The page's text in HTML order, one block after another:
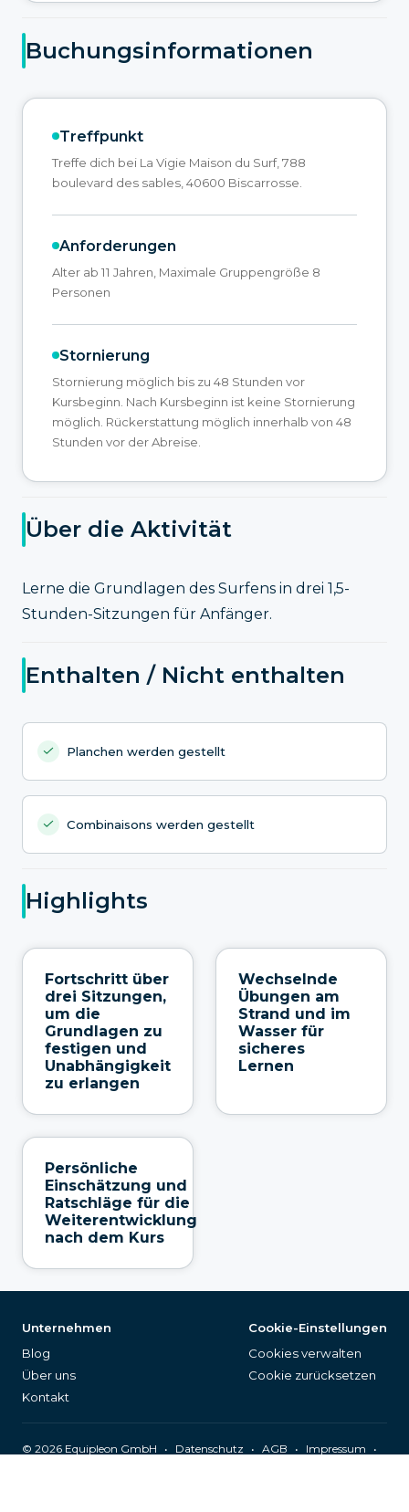
Buchungsinformationen
Treffpunkt
Treffe dich bei La Vigie Maison du Surf, 788
boulevard des sables, 40600 Biscarrosse.
Anforderungen
Alter ab 11 Jahren, Maximale Gruppengröße 8
Personen
Stornierung
Stornierung möglich bis zu 48 Stunden vor
Kursbeginn. Nach Kursbeginn ist keine Stornierung
möglich. Rückerstattung möglich innerhalb von 48
Stunden vor der Abreise.
Über die Aktivität
Lerne die Grundlagen des Surfens in drei 1,5-
Stunden-Sitzungen für Anfänger.
Enthalten / Nicht enthalten
Planchen werden gestellt
Combinaisons werden gestellt
Highlights
Fortschritt über
drei Sitzungen,
um die
Grundlagen zu
festigen und
Unabhängigkeit
zu erlangen
Wechselnde
Übungen am
Strand und im
Wasser für
sicheres
Lernen
Persönliche
Einschätzung und
Ratschläge für die
Weiterentwicklung
nach dem Kurs
Unternehmen
Blog
Über uns
Kontakt
Cookie-Einstellungen
Cookies verwalten
Cookie zurücksetzen
© 2026 Equipleon GmbH • Datenschutz • AGB • Impressum
•